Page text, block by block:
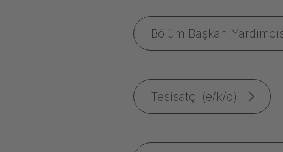
Bölüm Başkan
Tesisatçı (e/k/d)